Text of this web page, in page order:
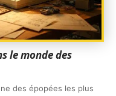
le monde des
des épopées les plus